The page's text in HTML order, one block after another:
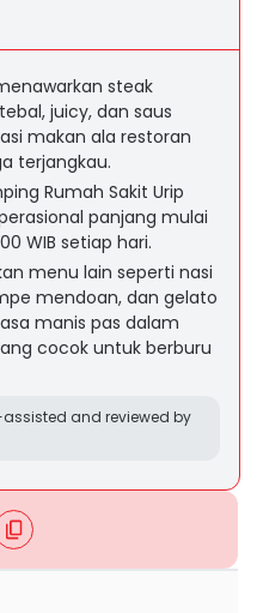
steak
juicy, dan saus
makan ala restoran
terjangkau.
Rumah Sakit Urip
panjang mulai
WIB setiap hari.
menu lain seperti nasi
mendoan, dan gelato
manis pas dalam
cocok untuk berburu
and reviewed by